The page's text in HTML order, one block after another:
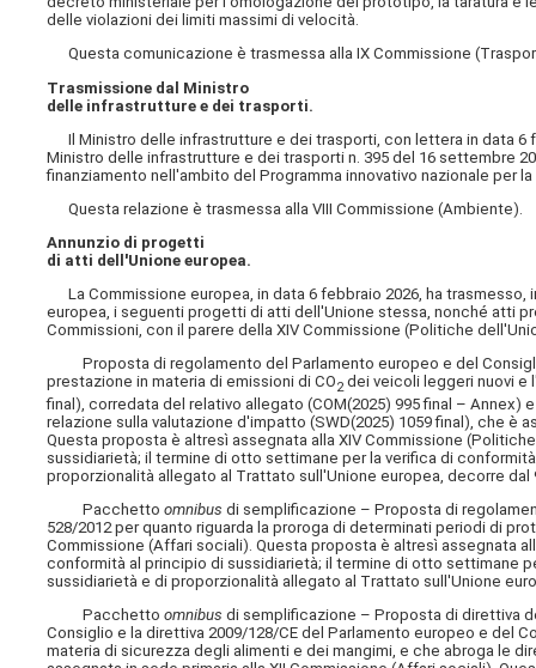
delle violazioni dei limiti massimi di velocità.
Questa comunicazione è trasmessa alla IX Commissione
Trasmissione dal Ministro
delle infrastrutture e dei trasporti.
Il Ministro delle infrastrutture e dei trasporti, con lettera in data 6
Ministro delle infrastrutture e dei trasporti n. 395 del 16 settembre
finanziamento nell'ambito del Programma innovativo nazionale per
Questa relazione è trasmessa alla VIII Commissione (Ambiente).
Annunzio di progetti
di atti dell'Unione europea.
La Commissione europea, in data 6 febbraio 2026, ha
europea, i seguenti progetti di atti dell'Unione stessa, nonché atti
Commissioni, con il parere della XIV Commissione (Politiche
Proposta di regolamento del Parlamento europeo e del
prestazione in materia di emissioni di CO2 dei veicoli leggeri nuovi e
final), corredata del relativo allegato (COM(2025) 995 final –
relazione sulla valutazione d'impatto (SWD(2025) 1059 final), che è
Questa proposta è altresì assegnata alla XIV Commissione
sussidiarietà; il termine di otto settimane per la verifica di
proporzionalità allegato al Trattato sull'Unione europea, decorre dal
Pacchettoomnibus di semplificazione – Proposta di
528/2012 per quanto riguarda la proroga di determinati periodi di
Commissione (Affari sociali). Questa proposta è altresì assegnata
conformità al principio di sussidiarietà; il termine di otto settimane
sussidiarietà e di proporzionalità allegato al Trattato sull'Unione
Pacchettoomnibus di semplificazione – Proposta di direttiva
Consiglio e la direttiva 2009/128/CE del Parlamento europeo e del
materia di sicurezza degli alimenti e dei mangimi, e che abroga le